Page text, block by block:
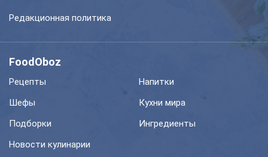
Редакционная политика
FoodOboz
Рецепты
Напитки
Шефы
Кухни мира
Подборки
Ингредиенты
Новости кулинарии